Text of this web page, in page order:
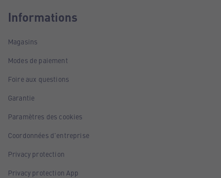
Informations
Magasins
Modes de paiement
Foire aux questions
Garantie
Paramètres des cookies
Coordonnées d'entreprise
Privacy protection
Privacy protection App